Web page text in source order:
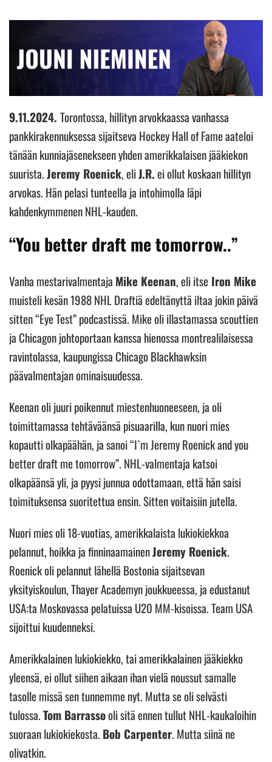
9.11.2024. Torontossa, hillityn arvokkaassa vanhassa
pankkirakennuksessa sijaitseva Hockey Hall of Fame aateloi
tänään kunniajäsenekseen yhden amerikkalaisen jääkiekon
suurista.Jeremy Roenick, eliJ.R.ei ollut koskaan hillityn
arvokas. Hän pelasi tunteella ja intohimolla läpi
kahdenkymmenen NHL-kauden.
“You better draft me tomorrow..”
Vanha mestarivalmentaja Mike Keenan, eli itse Iron Mike
muisteli kesän 1988 NHL Draftiä edeltänyttä iltaa jokin päivä
sitten “Eye Test” podcastissä. Mike oli illastamassa scouttien
ja Chicagon johtoportaan kanssa hienossa montrealilaisessa
ravintolassa, kaupungissa Chicago Blackhawksin
päävalmentajan ominaisuudessa.
Keenan oli juuri poikennut miestenhuoneeseen, ja oli
toimittamassa tehtäväänsä pisuaarilla, kun nuori mies
kopautti olkapäähän, ja sanoi “I`m Jeremy Roenick and you
better draft me tomorrow”. NHL-valmentaja katsoi
olkapäänsä yli, ja pyysi junnua odottamaan, että hän saisi
toimituksensa suoritettua ensin. Sitten voitaisiin jutella.
Nuori mies oli 18-vuotias, amerikkalaista lukiokiekkoa
pelannut, hoikka ja finninaamainenJeremy Roenick.
Roenick oli pelannut lähellä Bostonia sijaitsevan
yksityiskoulun, Thayer Academyn joukkueessa, ja edustanut
USA:ta Moskovassa pelatuissa U20 MM-kisoissa. Team USA
sijoittui kuudenneksi.
Amerikkalainen lukiokiekko, tai amerikkalainen jääkiekko
yleensä, ei ollut siihen aikaan ihan vielä noussut samalle
tasolle missä sen tunnemme nyt. Mutta se oli selvästi
tulossa.Tom Barrassooli sitä ennen tullut NHL-kaukaloihin
suoraan lukiokiekosta. Bob Carpenter. Mutta siinä ne
olivatkin.